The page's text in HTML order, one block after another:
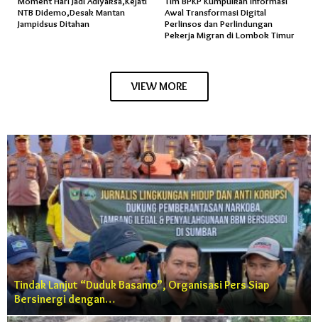
NTB Didemo,Desak Mantan
Jampidsus Ditahan
Awal Transformasi Digital
Perlinsos dan Perlindungan
Pekerja Migran di Lombok Timur
VIEW MORE
Tindak Lanjut “Duduk Basamo”, Organisasi Pers Siap
Bersinergi dengan…